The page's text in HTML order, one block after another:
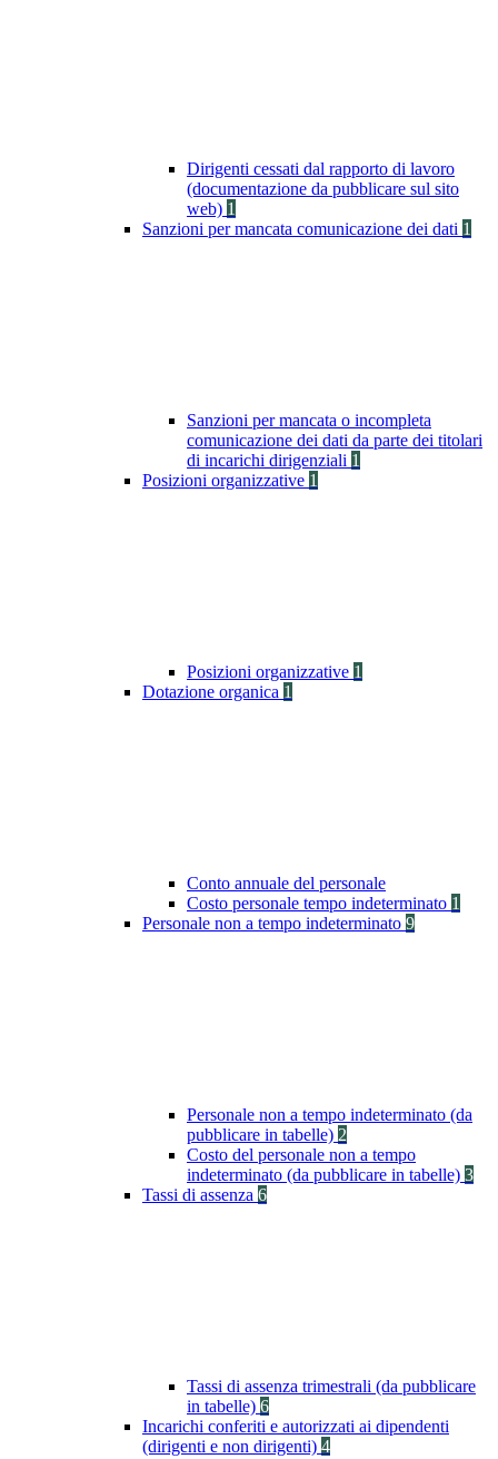
Dirigenti cessati dal rapporto di lavoro
(documentazione da pubblicare sul sito
web) 1
Sanzioni per mancata comunicazione dei dati 1
Sanzioni per mancata o incompleta
comunicazione dei dati da parte dei titolari
di incarichi dirigenziali 1
Posizioni organizzative 1
Posizioni organizzative 1
Dotazione organica 1
Conto annuale del personale
Costo personale tempo indeterminato 1
Personale non a tempo indeterminato 9
Personale non a tempo indeterminato (da
pubblicare in tabelle) 2
Costo del personale non a tempo
indeterminato (da pubblicare in tabelle) 3
Tassi di assenza 6
Tassi di assenza trimestrali (da pubblicare
in tabelle) 6
Incarichi conferiti e autorizzati ai dipendenti
(dirigenti e non dirigenti) 4